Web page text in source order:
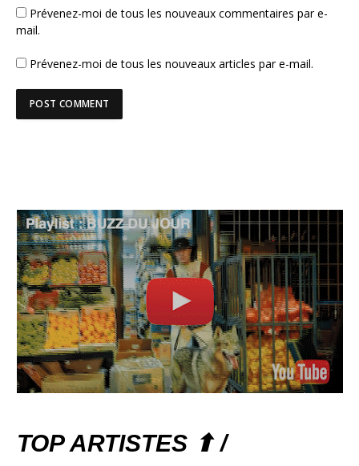
Prévenez-moi de tous les nouveaux commentaires par e-
mail.
Prévenez-moi de tous les nouveaux articles par e-mail.
TOP ARTISTES ⬆ /